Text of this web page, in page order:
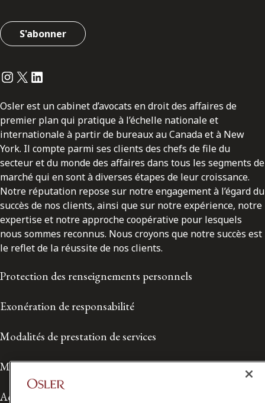
S'abonner
Instagram
Twitter
LinkedIn
Osler est un cabinet d’avocats en droit des affaires de
premier plan qui pratique à l’échelle nationale et
internationale à partir de bureaux au Canada et à New
York. Il compte parmi ses clients des chefs de file du
secteur et du monde des affaires dans tous les segments de
marché qui en sont à diverses étapes de leur croissance.
Notre réputation repose sur notre engagement à l’égard du
succès de nos clients, ainsi que sur notre expérience, notre
expertise et notre approche coopérative pour lesquels
nous sommes reconnus. Nous croyons que notre succès est
le reflet de la réussite de nos clients.
Protection des renseignements personnels
Exonération de responsabilité
Modalités de prestation de services
Modalités d'utilisation
Accessibilité